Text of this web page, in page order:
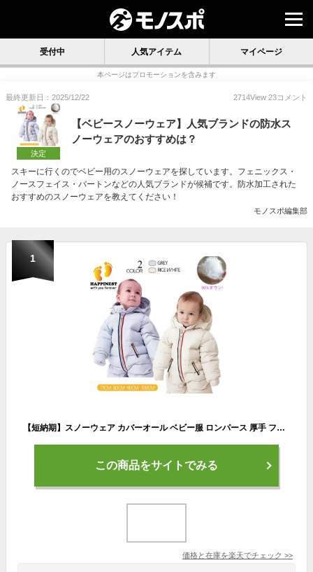
受付中 人気アイテム マイページ
本ページはプロモーションを含みます
最終更新日：2025/12/22 2714View 23コメント
決定
【ベビースノーウェア】人気ブランドの防水ス
ノーウェアのおすすめは？
スキーに行くのでベビー用のスノーウェアを探しています。フェニックス・
ノースフェイス・バートンなどの人気ブランドが候補です。防水加工された
おすすめのスノーウェアを教えてください！
モノスポ編集部
1
【短納期】スノーウェア カバーオール ベビー服 ロンパース 厚手 フード付 無地 つなぎ ダウン 前開き ファスナー 雪遊び 防寒着 男の子 女の子 グレー ベージュ ジャンプスーツ ベビー服 赤ちゃん 80 90 100 1歳 2歳 防水 ミトン ダブルジッパー おムツ替え便利
この商品をサイトでみる
価格と在庫を楽天でチェック >>